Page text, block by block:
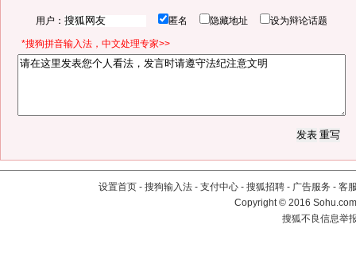
用户： 匿名 隐藏地址 设为辩论话题
*搜狗拼音输入法，中文处理专家>>
设置首页 - 搜狗输入法 - 支付中心 - 搜狐招聘 - 广告服务 - 客
Copyright©2016
搜狐不良信息举